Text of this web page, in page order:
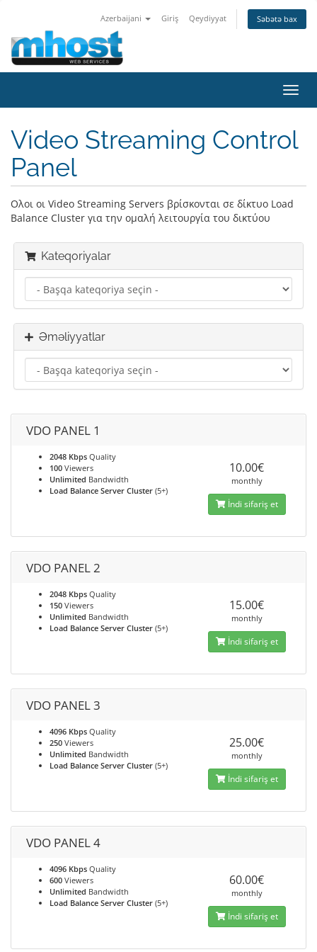
Azerbaijani Giriş Qeydiyyat Səbətə bax
keçid
Video Streaming Control
Panel
Ολοι οι Video Streaming Servers βρίσκονται σε δίκτυο Load
Balance Cluster για την ομαλή λειτουργία του δικτύου
Kateqoriyalar
Əməliyyatlar
VDO PANEL 1
2048 Kbps Quality
100 Viewers
Unlimited Bandwidth
Load Balance Server Cluster (5+)
10.00€
monthly
İndi sifariş et
VDO PANEL 2
2048 Kbps Quality
150 Viewers
Unlimited Bandwidth
Load Balance Server Cluster (5+)
15.00€
monthly
İndi sifariş et
VDO PANEL 3
4096 Kbps Quality
250 Viewers
Unlimited Bandwidth
Load Balance Server Cluster (5+)
25.00€
monthly
İndi sifariş et
VDO PANEL 4
4096 Kbps Quality
600 Viewers
Unlimited Bandwidth
Load Balance Server Cluster (5+)
60.00€
monthly
İndi sifariş et